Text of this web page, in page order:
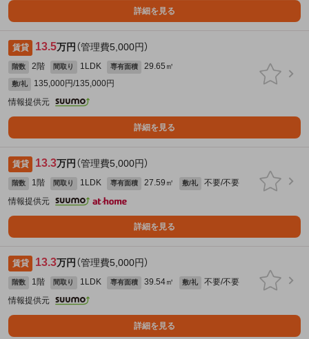
詳細を見る
賃貸 13.5万円 （管理費5,000円）
階数 2階 間取り 1LDK 専有面積 29.65㎡
敷/礼
135,000円/135,000円
情報提供元
詳細を見る
賃貸 13.3万円 （管理費5,000円）
階数 1階 間取り 1LDK 専有面積 27.59㎡ 敷/礼
不要/不要
情報提供元
詳細を見る
賃貸 13.3万円 （管理費5,000円）
階数 1階 間取り 1LDK 専有面積 39.54㎡ 敷/礼
不要/不要
情報提供元
詳細を見る